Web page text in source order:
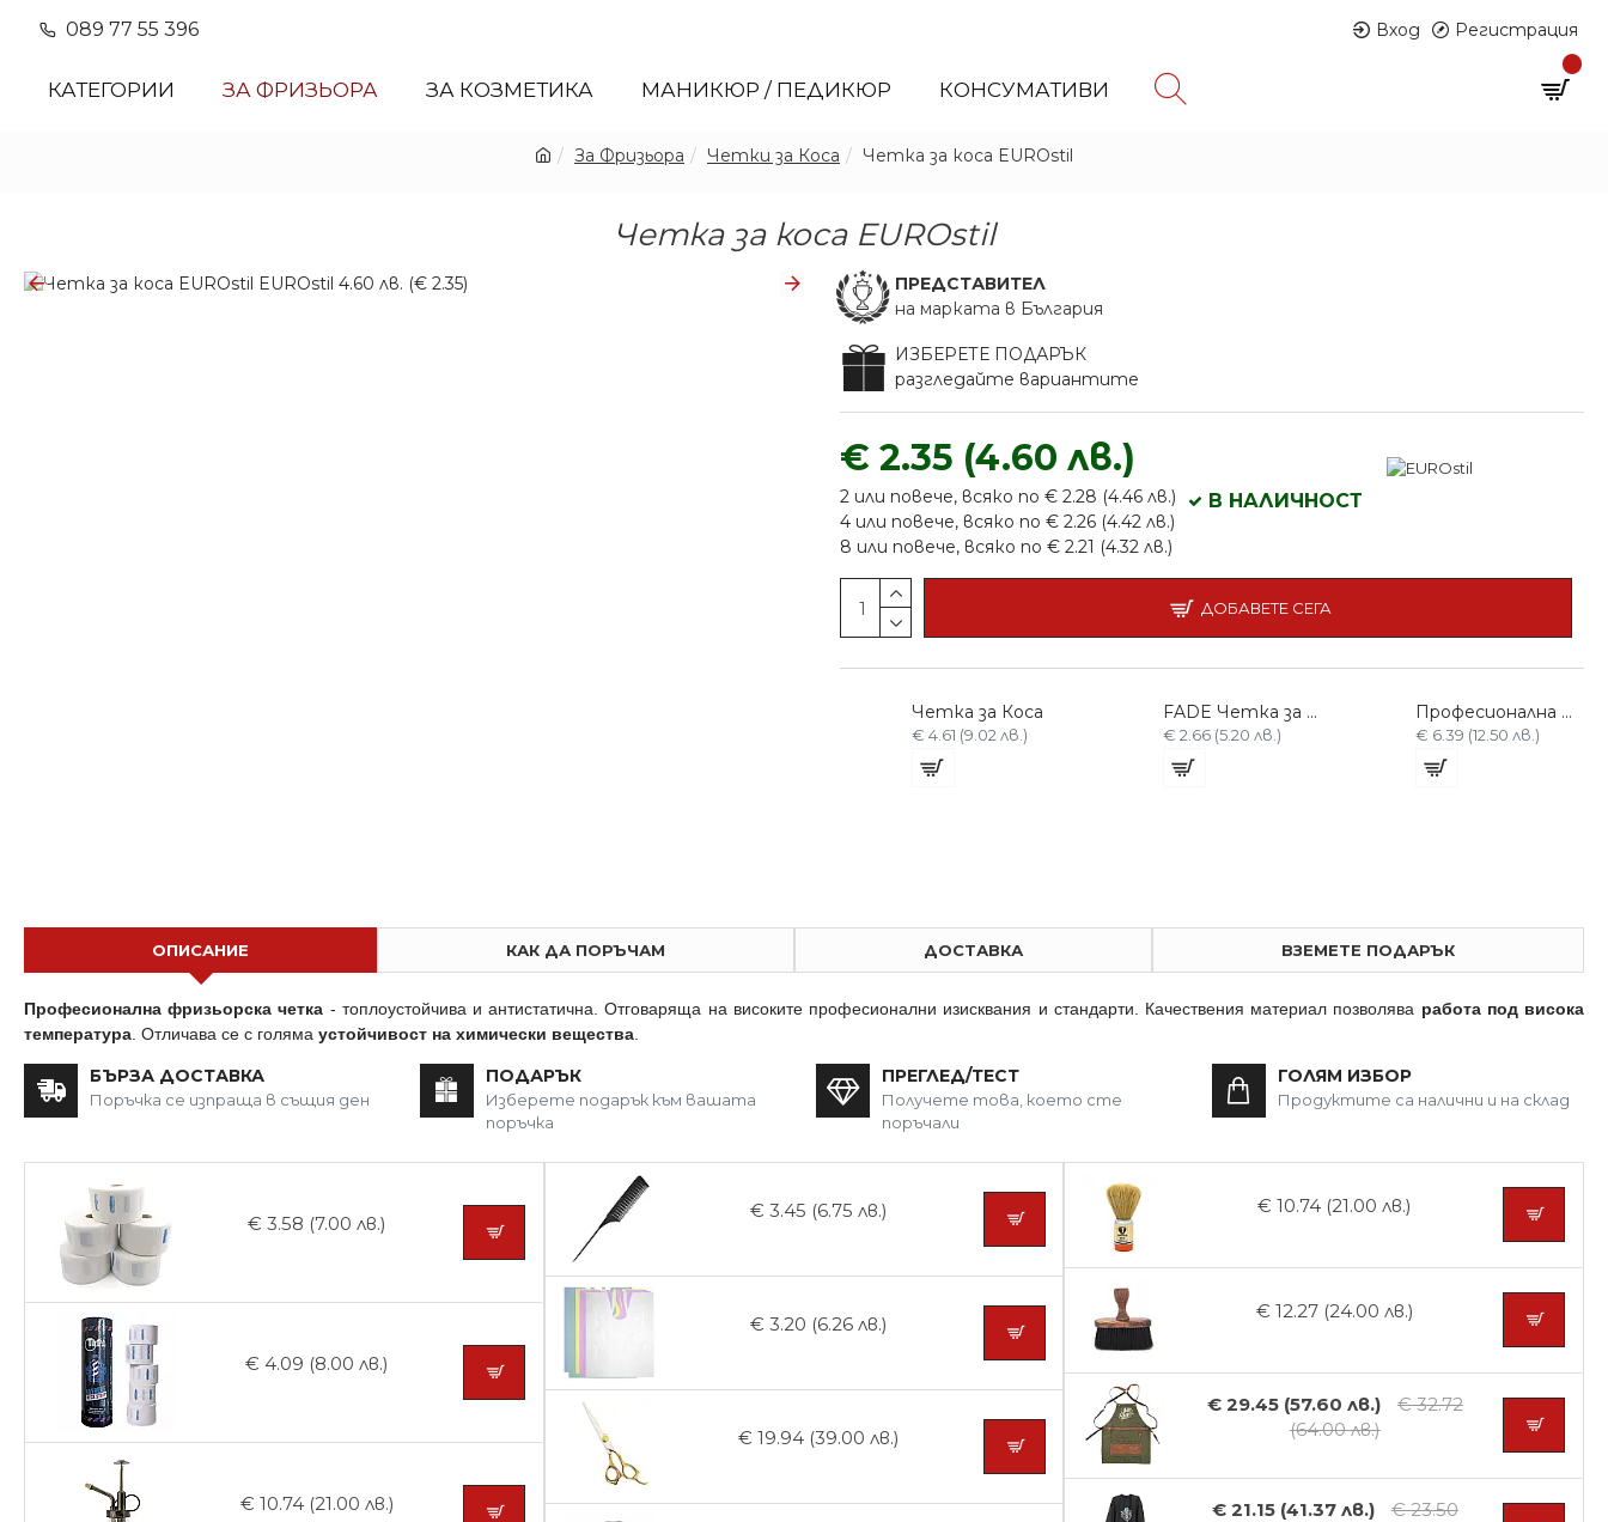
089 77 55 396 Вход Регистрация
КАТЕГОРИИ ЗА ФРИЗЬОРА ЗА КОЗМЕТИКА МАНИКЮР / ПЕДИКЮР КОНСУМАТИВИ
За Фризьора Четки за Коса Четка за коса EUROstil
Четка за коса EUROstil
ИЗБЕРЕТЕ ПОДАРЪК
разгледайте вариантите
ПРЕДСТАВИТЕЛ
на марката в България
€ 2.35 (4.60 лв.)
2 или повече, всяко по € 2.28 (4.46 лв.)
4 или повече, всяко по € 2.26 (4.42 лв.)
8 или повече, всяко по € 2.21 (4.32 лв.)
В НАЛИЧНОСТ
ДОБАВЕТЕ СЕГА
Четка за Коса
€ 4.61 (9.02 лв.)
FADE Четка за Косми B15-SU17
€ 2.66 (5.20 лв.)
Професионална Четка за коса
€ 6.39 (12.50 лв.)
ОПИСАНИЕ КАК ДА ПОРЪЧАМ ДОСТАВКА ВЗЕМЕТЕ ПОДАРЪК
Професионална фризьорска четка - топлоустойчива и антистатична. Отговаряща на високите професионални изисквания и стандарти. Качествения материал позволява работа под висока
температура . Отличава се с голяма устойчивост на химически вещества
БЪРЗА ДОСТАВКА
Поръчка се изпраща в същия ден
ПОДАРЪК
Изберете подарък към вашата
поръчка
ПРЕГЛЕД/ТЕСТ
Получете това, което сте
поръчали
ГОЛЯМ ИЗБОР
Продуктите са налични и на склад
€ 3.58 (7.00 лв.)
€ 4.09 (8.00 лв.)
€ 10.74 (21.00 лв.)
€ 3.45 (6.75 лв.)
€ 3.20 (6.26 лв.)
€ 19.94 (39.00 лв.)
€ 10.74 (21.00 лв.)
€ 12.27 (24.00 лв.)
€ 29.45 (57.60 лв.)
€ 32.72
(64.00 лв.)
€ 21.15 (41.37 лв.)
€ 23.50